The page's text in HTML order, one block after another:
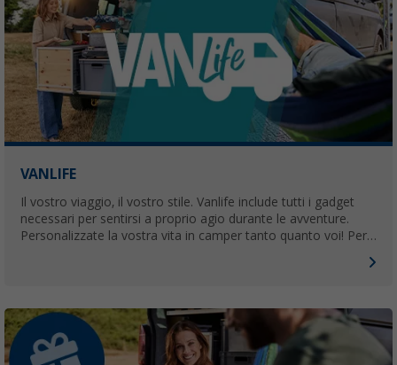
VANLIFE
Il vostro viaggio, il vostro stile. Vanlife include tutti i gadget
necessari per sentirsi a proprio agio durante le avventure.
Personalizzate la vostra vita in camper tanto quanto voi! Per